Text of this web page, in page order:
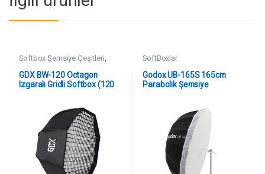
Softbox Şemsiye Çeşitleri,
GDX BW-120 Octagon
Izgaralı Gridli Softbox (120
SoftBoxlar
Godox UB-165S 165cm
Parabolik Şemsiye